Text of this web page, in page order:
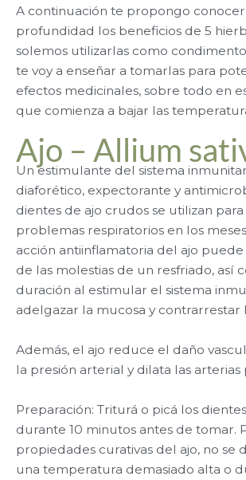
A continuación te propongo
profundidad los beneficios de 5
solemos utilizarlas como
te voy a enseñar a tomarlas para
efectos medicinales, sobre todo en
que comienza a bajar las
Ajo – Allium
Un estimulante del sistema
diaforético, expectorante y
dientes de ajo crudos se utilizan
problemas respiratorios en los
acción antiinflamatoria del ajo
de las molestias de un resfriado, así
duración al estimular el sistema
adelgazar la mucosa y contrarrestar
Además, el ajo reduce el daño
la presión arterial y dilata las arterias
Preparación: Triturá o picá los
durante 10 minutos antes de tomar.
propiedades curativas del ajo, no se
una temperatura demasiado alta o